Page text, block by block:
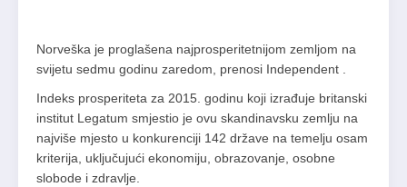
Norveška je proglašena najprosperitetnijom zemljom na
svijetu sedmu godinu zaredom, prenosi Independent .
Indeks prosperiteta za 2015. godinu koji izrađuje britanski
institut Legatum smjestio je ovu skandinavsku zemlju na
najviše mjesto u konkurenciji 142 države na temelju osam
kriterija, uključujući ekonomiju, obrazovanje, osobne
slobode i zdravlje.